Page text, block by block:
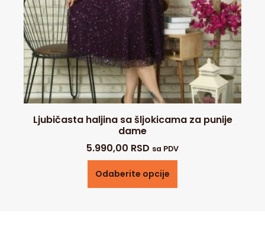
Ljubičasta haljina sa šljokicama za punije
dame
5.990,00 RSD sa PDV
Odaberite opcije